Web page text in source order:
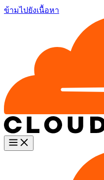
ข้ามไปยังเนื้อหา